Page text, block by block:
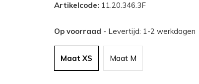
Artikelcode: 11.20.346.3F
Op voorraad - Levertijd: 1-2 werkdagen
Maat XS Maat M